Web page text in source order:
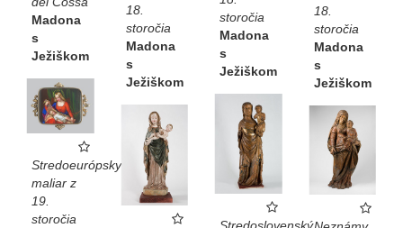
Madona
s
Ježiškom
18.
storočia
Madona
s
Ježiškom
storočia
Madona
s
Ježiškom
18.
storočia
Madona
s
Ježiškom
Stredoeurópsky
maliar z
19.
storočia